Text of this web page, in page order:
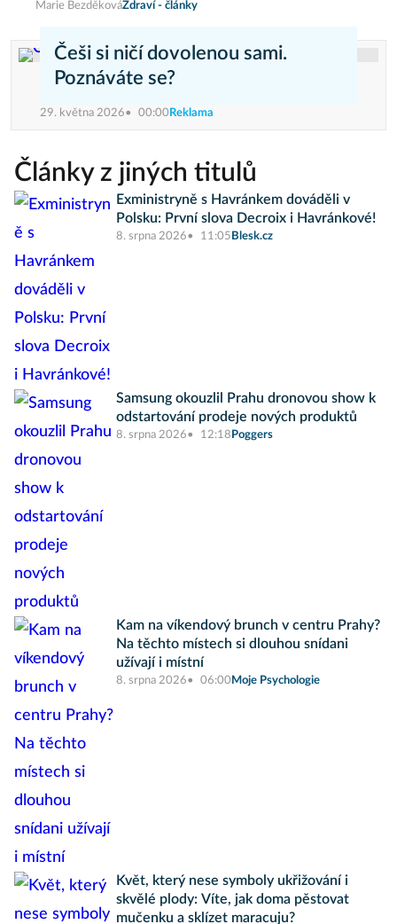
Marie BezděkováZdraví - články
Češi si ničí dovolenou sami.
Poznáváte se?
29. května 2026 00:00 Reklama
Články z jiných titulů
Exministryně s Havránkem dováděli v
Polsku: První slova Decroix i Havránkové!
8. srpna 2026 11:05 Blesk.cz
Samsung okouzlil Prahu dronovou show k
odstartování prodeje nových produktů
8. srpna 2026 12:18 Poggers
Kam na víkendový brunch v centru Prahy?
Na těchto místech si dlouhou snídani
užívají i místní
8. srpna 2026 06:00 Moje Psychologie
Květ, který nese symboly ukřižování i
skvělé plody: Víte, jak doma pěstovat
mučenku a sklízet maracuju?